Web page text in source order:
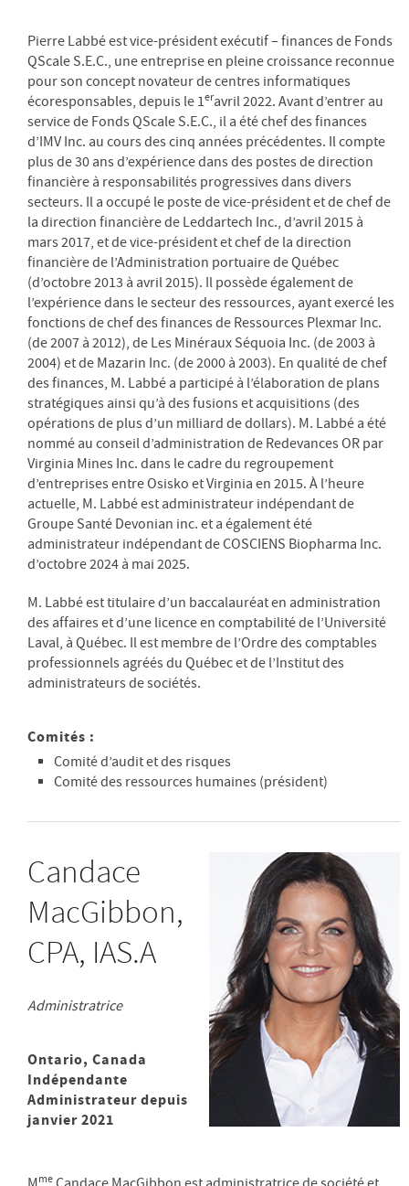
Pierre Labbé est vice-président exécutif – finances de Fonds
QScale S.E.C., une entreprise en pleine croissance reconnue
pour son concept novateur de centres informatiques
écoresponsables, depuis le 1eravril 2022. Avant d’entrer au
service de Fonds QScale S.E.C., il a été chef des finances
d’IMV Inc. au cours des cinq années précédentes. Il compte
plus de 30 ans d’expérience dans des postes de direction
financière à responsabilités progressives dans divers
secteurs. Il a occupé le poste de vice-président et de chef de
la direction financière de Leddartech Inc., d’avril 2015 à
mars 2017, et de vice-président et chef de la direction
financière de l’Administration portuaire de Québec
(d’octobre 2013 à avril 2015). Il possède également de
l’expérience dans le secteur des ressources, ayant exercé les
fonctions de chef des finances de Ressources Plexmar Inc.
(de 2007 à 2012), de Les Minéraux Séquoia Inc. (de 2003 à
2004) et de Mazarin Inc. (de 2000 à 2003). En qualité de chef
des finances, M. Labbé a participé à l’élaboration de plans
stratégiques ainsi qu’à des fusions et acquisitions (des
opérations de plus d’un milliard de dollars). M. Labbé a été
nommé au conseil d’administration de Redevances OR par
Virginia Mines Inc. dans le cadre du regroupement
d’entreprises entre Osisko et Virginia en 2015. À l’heure
actuelle, M. Labbé est administrateur indépendant de
Groupe Santé Devonian inc. et a également été
administrateur indépendant de COSCIENS Biopharma Inc.
d’octobre 2024 à mai 2025.
M. Labbé est titulaire d’un baccalauréat en administration
des affaires et d’une licence en comptabilité de l’Université
Laval, à Québec. Il est membre de l’Ordre des comptables
professionnels agréés du Québec et de l’Institut des
administrateurs de sociétés.
Comités :
Comité d’audit et des risques
Comité des ressources humaines (président)
Candace
MacGibbon,
CPA, IAS.A
Administratrice
Ontario, Canada
Indépendante
Administrateur depuis
janvier 2021
me